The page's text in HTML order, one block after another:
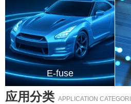
超级PMOS - 100V
E-fuse
E-fuse
应用分类 APPLICATION